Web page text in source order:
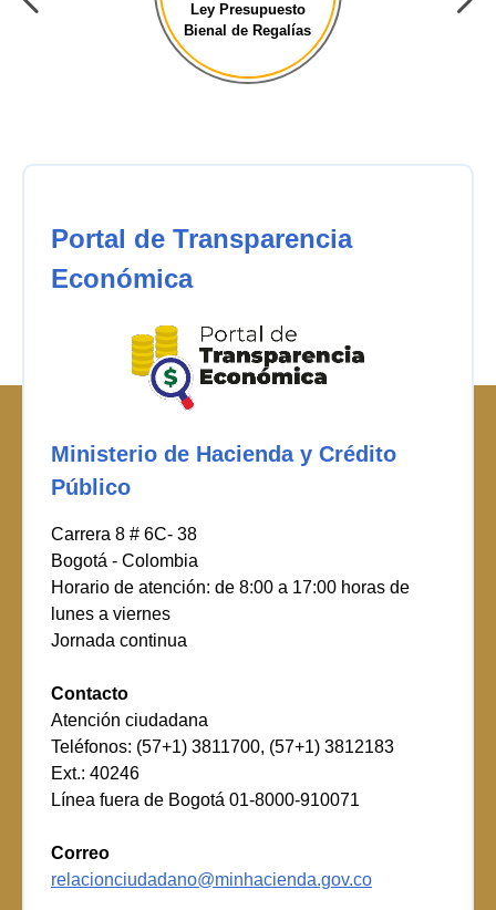
Ley Presupuesto
Bienal de Regalías
Portal de Transparencia
Económica
Ministerio de Hacienda y Crédito
Público
Carrera 8 # 6C- 38
Bogotá - Colombia
Horario de atención: de 8:00 a 17:00 horas de
lunes a viernes
Jornada continua
Contacto
Atención ciudadana
Teléfonos: (57+1) 3811700, (57+1) 3812183
Ext.: 40246
Línea fuera de Bogotá 01-8000-910071
Correo
relacionciudadano@minhacienda.gov.co